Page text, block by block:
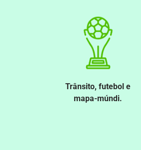
Trânsito, futebol e
mapa-múndi.